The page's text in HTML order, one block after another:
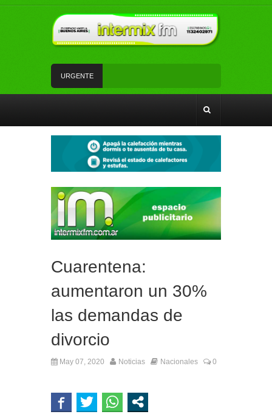
URGENTE
su viaje de egresados para cantar en la semifinal
de un programa de TV
La Red SUBE dejó de aplicar el 50% de
La Patrulla Urbana Municipal secuestró 11
vehículos durante un operativo de control en
Ezpeleta
Andrés Watson junto a vecinos y vecinas de San
Cuarentena:
aumentaron un 30%
las demandas de
divorcio
May 07, 2020 Noticias Nacionales 0